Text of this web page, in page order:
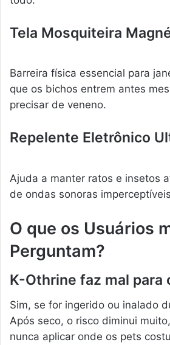
Tela Mosquiteira
Barreira física essencial para
que os bichos entrem antes
precisar de veneno.
Repelente Eletrônico
Ajuda a manter ratos e insetos
de ondas sonoras
O que os Usuários
Perguntam?
K-Othrine faz mal para
Sim, se for ingerido ou inalado
Após seco, o risco diminui
nunca aplicar onde os pets